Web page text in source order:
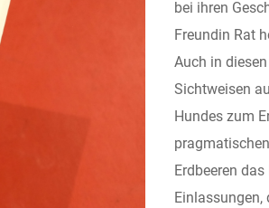
bei ihren
Freundin Rat
Auch in
Sichtweisen
Hundes zum
Erdbeeren
Einlassungen,